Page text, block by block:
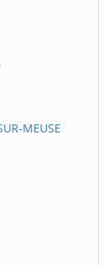
MEUSE